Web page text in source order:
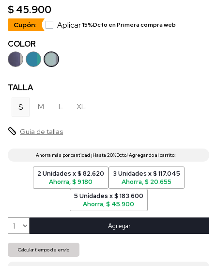
$ 45.900
Cupón: Aplicar15%Dcto en Primera compra web
COLOR
TALLA
S
M L XL
Guia de tallas
2 Unidades x $ 82.620
Ahorra, $ 9.180
3 Unidades x $ 117.045
Ahorra, $ 20.655
5 Unidades x $ 183.600
Ahorra, $ 45.900
Agregar
Calcular tiempo de envío